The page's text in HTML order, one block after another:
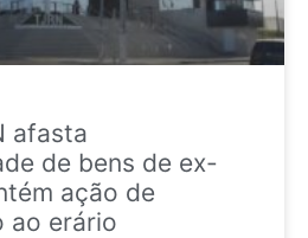
afasta
de bens de ex-
ação de
ao erário